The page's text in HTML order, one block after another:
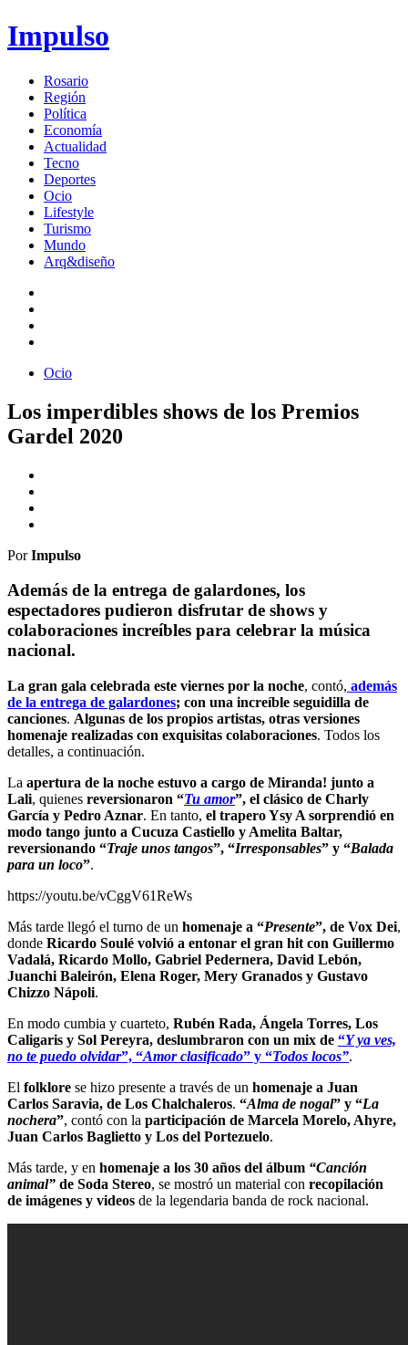
Impulso
Rosario
Región
Política
Economía
Actualidad
Tecno
Deportes
Ocio
Lifestyle
Turismo
Mundo
Arq&diseño
Ocio
Los imperdibles shows de los Premios
Gardel 2020
PorImpulso
Además de la entrega de galardones, los
espectadores pudieron disfrutar de shows y
colaboraciones increíbles para celebrar la música
nacional.
La gran gala celebrada este viernes por la noche, contó, además
de la entrega de galardones; con una increíble seguidilla de
canciones. Algunas de los propios artistas, otras versiones
homenaje realizadas con exquisitas colaboraciones. Todos los
detalles, a continuación.
La apertura de la noche estuvo a cargo de Miranda! junto a
Lali, quienes reversionaron “Tu amor”, el clásico de Charly
García y Pedro Aznar. En tanto, el trapero Ysy A sorprendió en
modo tango junto a Cucuza Castiello y Amelita Baltar,
reversionando “Traje unos tangos”, “Irresponsables” y “Balada
para un loco”.
https://youtu.be/vCggV61ReWs
Más tarde llegó el turno de un homenaje a “Presente”, de Vox Dei,
donde Ricardo Soulé volvió a entonar el gran hit con Guillermo
Vadalá, Ricardo Mollo, Gabriel Pedernera, David Lebón,
Juanchi Baleirón, Elena Roger, Mery Granados y Gustavo
Chizzo Nápoli.
En modo cumbia y cuarteto, Rubén Rada, Ángela Torres, Los
Caligaris y Sol Pereyra, deslumbraron con un mix de “Y ya ves,
no te puedo olvidar”, “Amor clasificado” y “Todos locos”.
El folklore se hizo presente a través de un homenaje a Juan
Carlos Saravia, de Los Chalchaleros. “Alma de nogal” y “La
nochera”, contó con la participación de Marcela Morelo, Ahyre,
Juan Carlos Baglietto y Los del Portezuelo.
Más tarde, y en homenaje a los 30 años del álbum “Canción
animal” de Soda Stereo, se mostró un material con recopilación
de imágenes y videos de la legendaria banda de rock nacional.